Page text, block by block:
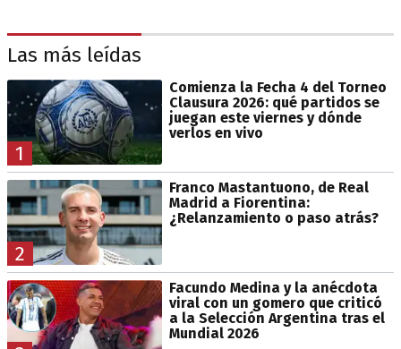
Las más leídas
1
Comienza la Fecha 4 del Torneo
Clausura 2026: qué partidos se
juegan este viernes y dónde
verlos en vivo
2
Franco Mastantuono, de Real
Madrid a Fiorentina:
¿Relanzamiento o paso atrás?
Facundo Medina y la anécdota
viral con un gomero que criticó
a la Selección Argentina tras el
Mundial 2026